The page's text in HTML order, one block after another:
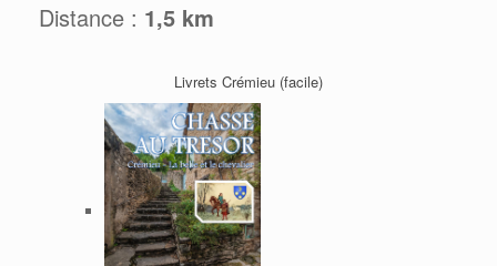
Distance : 1,5 km
Livrets Crémieu (facile)